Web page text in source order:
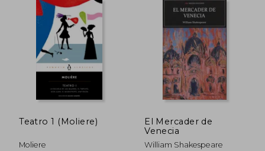
45% 55%
Teatro 1 (Moliere)
Moliere
El Mercader de
Venecia
William Shakespeare